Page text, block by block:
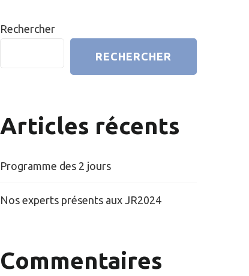
Rechercher
RECHERCHER
Articles récents
Programme des 2 jours
Nos experts présents aux JR2024
Commentaires